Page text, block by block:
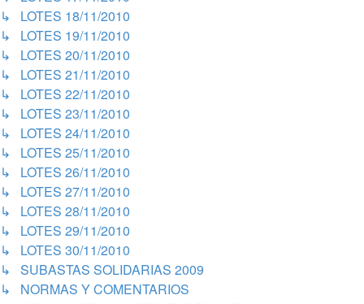
↳ LOTES 18/11/2010
↳ LOTES 19/11/2010
↳ LOTES 20/11/2010
↳ LOTES 21/11/2010
↳ LOTES 22/11/2010
↳ LOTES 23/11/2010
↳ LOTES 24/11/2010
↳ LOTES 25/11/2010
↳ LOTES 26/11/2010
↳ LOTES 27/11/2010
↳ LOTES 28/11/2010
↳ LOTES 29/11/2010
↳ LOTES 30/11/2010
↳ SUBASTAS SOLIDARIAS 2009
↳ NORMAS Y COMENTARIOS